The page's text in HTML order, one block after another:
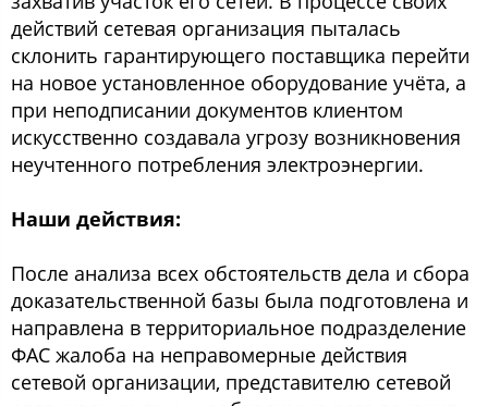
действий сетевая организация пыталась
склонить гарантирующего поставщика перейти
на новое установленное оборудование учёта, а
при неподписании документов клиентом
искусственно создавала угрозу возникновения
неучтенного потребления электроэнергии.
Наши действия:
После анализа всех обстоятельств дела и сбора
доказательственной базы была подготовлена и
направлена в территориальное подразделение
ФАС жалоба на неправомерные действия
сетевой организации, представителю сетевой